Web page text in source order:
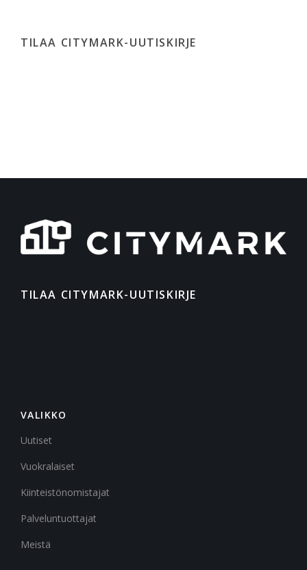
TILAA CITYMARK-UUTISKIRJE
TILAA CITYMARK-UUTISKIRJE
VALIKKO
Uutiset
Vuokralaiset
Kiinteistönomistajat
Palveluntuottajat
Meistä